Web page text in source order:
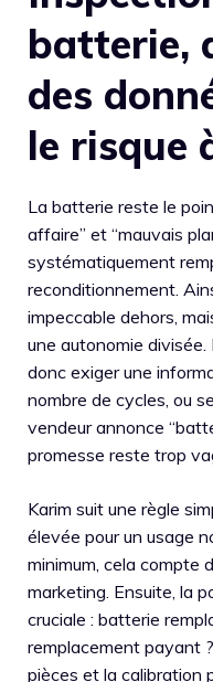
batterie,
des
le risque
La batterie reste le
affaire” et “mauvais
systématiquement
reconditionnement.
impeccable dehors,
une autonomie divisée.
donc exiger une
nombre de cycles, ou
vendeur annonce
promesse reste trop
Karim suit une règle
élevée pour un usage
minimum, cela compte
marketing. Ensuite, la
cruciale : batterie
remplacement payant
pièces et la calibration